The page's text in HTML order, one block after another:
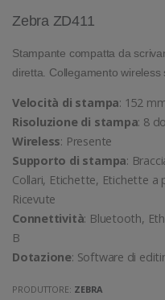
Zebra ZD411
Stampante compatta da
diretta. Collegamento wireless
Velocità di stampa: 152
Risoluzione di stampa: 8
Wireless: Presente
Supporto di stampa:
Collari, Etichette, Etichette
Ricevute
Connettività: Bluetooth,
B
Dotazione: Software di
PRODUTTORE: ZEBRA